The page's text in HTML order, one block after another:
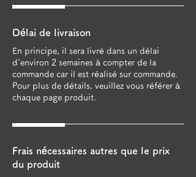
Délai de livraison
En principe, il sera livré dans un délai
d'environ 2 semaines à compter de la
commande car il est réalisé sur commande.
Pour plus de détails, veuillez vous référer à
chaque page produit.
Frais nécessaires autres que le prix
du produit